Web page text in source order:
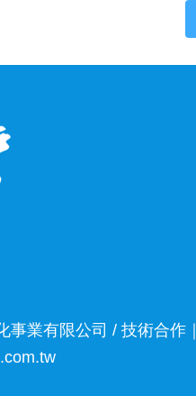
業有限公司 / 技術合作｜